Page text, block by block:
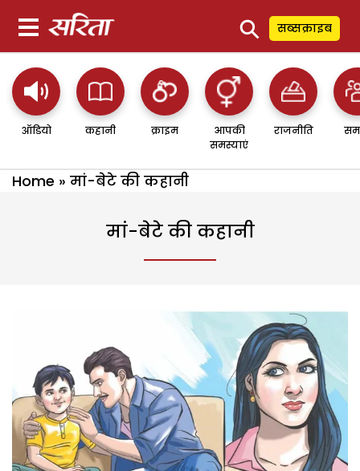
⚲ सब्सक्राइब
ऑडियो कहानी क्राइम
आपकी
समस्याएं
राजनीति
Home » मां-बेटे की कहानी
मां-बेटे की कहानी